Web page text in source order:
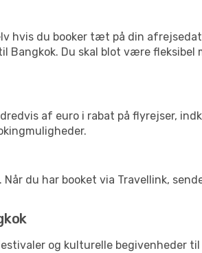
hvis du booker tæt på din
Du skal blot være
af euro i rabat på flyrejser,
du har booket via Travellink,
og kulturelle begivenheder